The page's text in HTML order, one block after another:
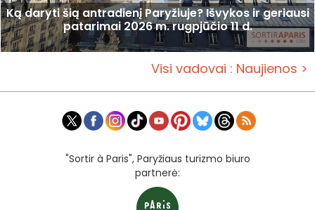
Ką daryti šią antradienį Paryžiuje? Išvykos ir geriausi
patarimai 2026 m. rugpjūčio 11 d.
Visi vadovai : Naujienos >
"Sortir à Paris", Paryžiaus turizmo biuro
partnerė: